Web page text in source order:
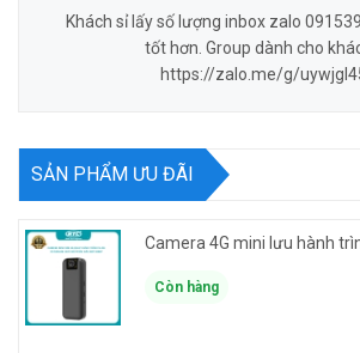
Khách sỉ lấy số lượng inbox zalo
tốt hơn. Group dành cho
https://zalo.me/g/
SẢN PHẨM ƯU ĐÃI
Còn hàng